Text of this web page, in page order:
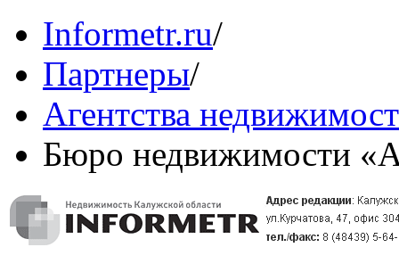
Informetr.ru/
Партнеры/
Агентства
Бюро недвижимости